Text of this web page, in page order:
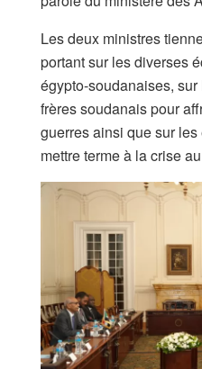
Les deux ministres
portant sur les diverses
égypto-soudanaises,
frères soudanais pour
guerres ainsi que sur
mettre terme à la crise